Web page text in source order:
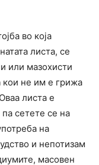
во ‬која
листа, ‬се
‬или ‬мазохисти
‬кои ‬не ‬им ‬е ‬грижа
листа е
сетете се на
на
и непотизам
масовен